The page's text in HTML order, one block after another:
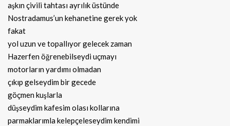
aşkın çivili tahtası ayrılık üstünde
Nostradamus’un kehanetine gerek yok
fakat
yol uzun ve topallıyor gelecek zaman
Hazerfen öğrenebilseydi uçmayı
motorların yardımı olmadan
çıkıp gelseydim bir gecede
göçmen kuşlarla
düşseydim kafesim olası kollarına
parmaklarımla kelepçeleseydim kendimi